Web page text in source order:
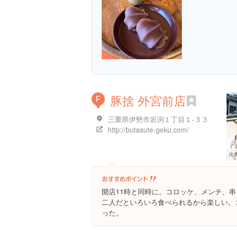
F 豚捨 外宮前店
三重県伊勢市岩渕１丁目１-３３
http://butasute-geku.com/
ぐ
出
開店11時と同時に。コロッケ、メンチ、串
二人だといろいろ食べられるから楽しい
った。